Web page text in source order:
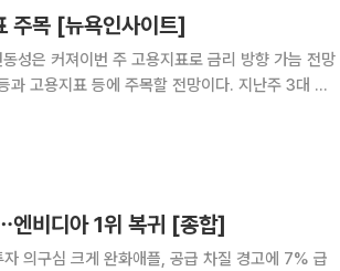
주목 [뉴욕인사이트]
성은 커져이번 주 고용지표로 금리 방향 가늠 전망
표 등에 주목할 전망이다. 지난주 3대 지
다. AI 투
엔비디아 1위 복귀 [종합]
의구심 크게 완화애플, 공급 차질 경고에 7% 급